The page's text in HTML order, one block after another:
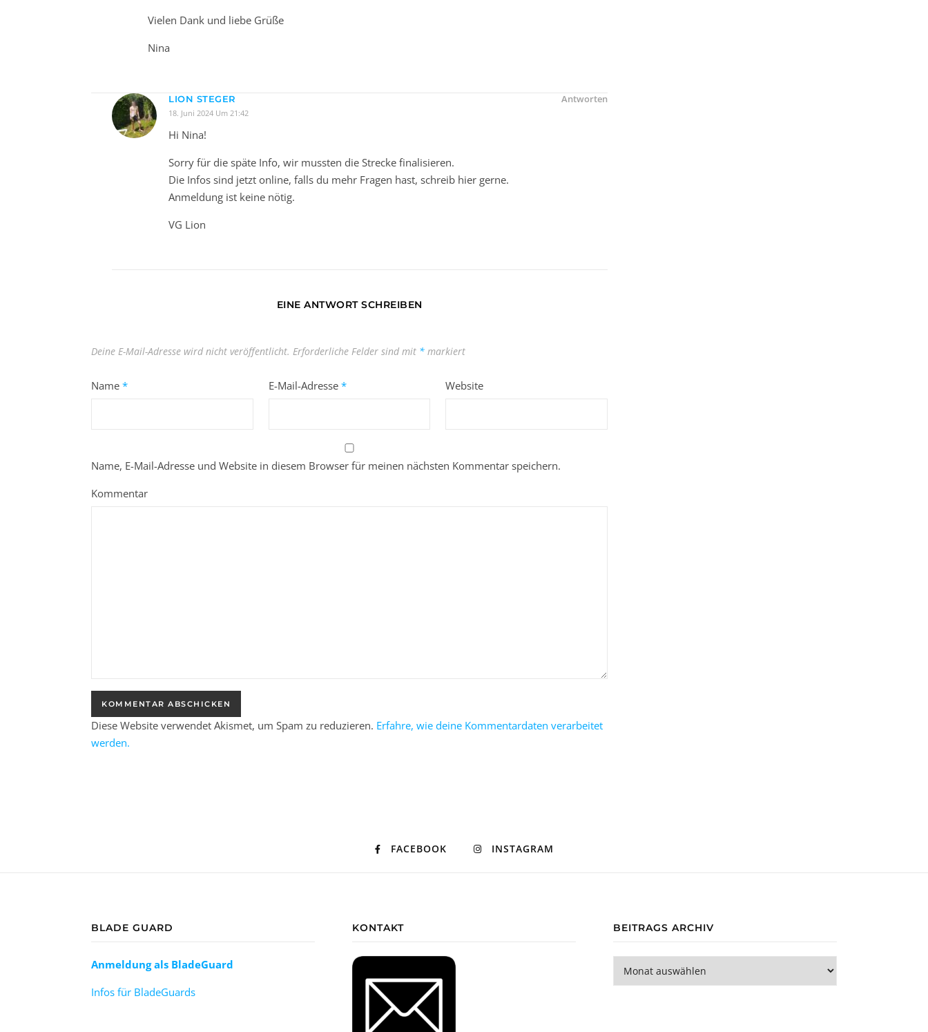
Vielen Dank und liebe Grüße
Nina
LION STEGER
18. Juni 2024 Um 21:42
Antworten
Hi Nina!
Sorry für die späte Info, wir mussten die Strecke finalisieren.
Die Infos sind jetzt online, falls du mehr Fragen hast, schreib hier gerne.
Anmeldung ist keine nötig.
VG Lion
EINE ANTWORT SCHREIBEN
Deine E-Mail-Adresse wird nicht veröffentlicht. Erforderliche Felder sind mit * markiert
Name * E-Mail-Adresse * Website
Name, E-Mail-Adresse und Website in diesem Browser für meinen nächsten Kommentar speichern.
Kommentar
Diese Website verwendet Akismet, um Spam zu reduzieren. Erfahre, wie deine Kommentardaten verarbeitet
werden.
FACEBOOK INSTAGRAM
BLADE GUARD
Anmeldung als BladeGuard
Infos für BladeGuards
KONTAKT BEITRAGS ARCHIV
Beitrags Archiv